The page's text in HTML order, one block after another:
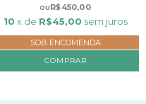
R$450,00
10 x de R$45,00 sem juros
SOB ENCOMENDA
COMPRAR